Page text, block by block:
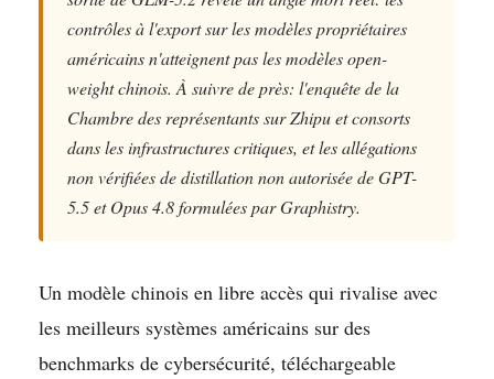
contrôles à l'export sur les modèles propriétaires
américains n'atteignent pas les modèles open-
weight chinois. À suivre de près: l'enquête de la
Chambre des représentants sur Zhipu et consorts
dans les infrastructures critiques, et les allégations
non vérifiées de distillation non autorisée de GPT-
5.5 et Opus 4.8 formulées par Graphistry.
Un modèle chinois en libre accès qui rivalise avec
les meilleurs systèmes américains sur des
benchmarks de cybersécurité, téléchargeable